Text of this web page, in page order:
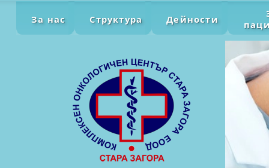
За нас Структура Дейности